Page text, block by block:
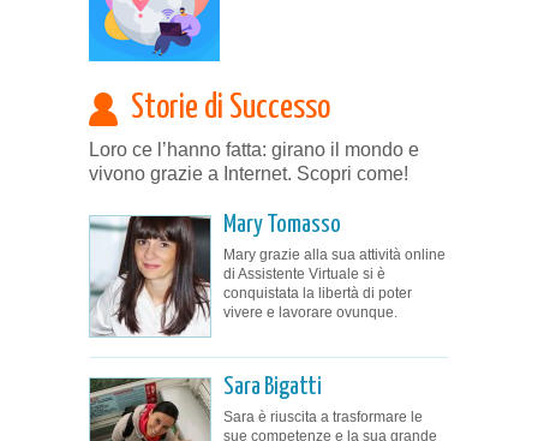
Storie di Successo
Loro ce l’hanno fatta: girano il mondo e
vivono grazie a Internet. Scopri come!
Mary Tomasso
Mary grazie alla sua attività online
di Assistente Virtuale si è
conquistata la libertà di poter
vivere e lavorare ovunque.
Sara Bigatti
Sara è riuscita a trasformare le
sue competenze e la sua grande